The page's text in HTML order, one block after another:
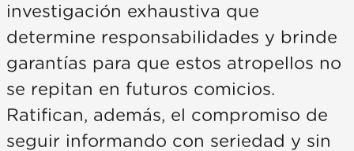
investigación exhaustiva que
determine responsabilidades y brinde
garantías para que estos atropellos no
se repitan en futuros comicios.
Ratifican, además, el compromiso de
seguir informando con seriedad y sin